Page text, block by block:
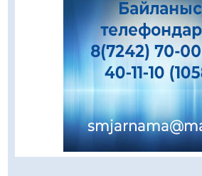
Даналықтың шырағданы, ой-
шамшырағы
08.08.2026
Кенеге қарсы
жүргізілуде
07.08.2026